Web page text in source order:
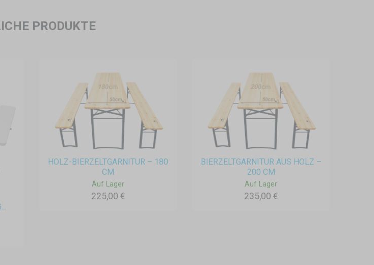
PRODUKTE
HOLZ-BIERZELTGARNITUR – 180
CM
Auf Lager
225,00 €
BIERZELTGARNITUR AUS HOLZ –
200 CM
Auf Lager
235,00 €